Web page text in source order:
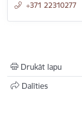
+371 22310277
Drukāt lapu
Dalīties